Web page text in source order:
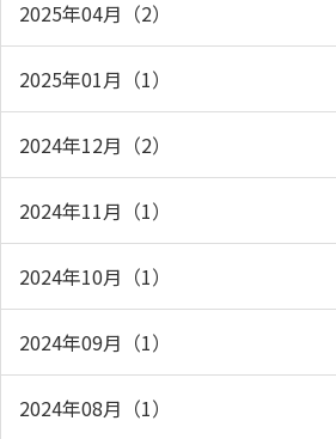
2025年04月（2）
2025年01月（1）
2024年12月（2）
2024年11月（1）
2024年10月（1）
2024年09月（1）
2024年08月（1）